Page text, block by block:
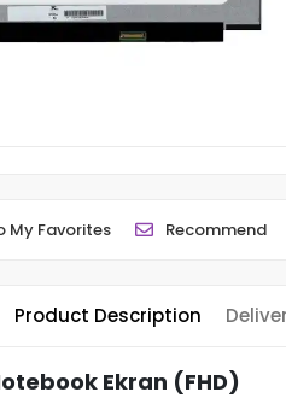
My Favorites Recommend
Product Description
Ekran (FHD)